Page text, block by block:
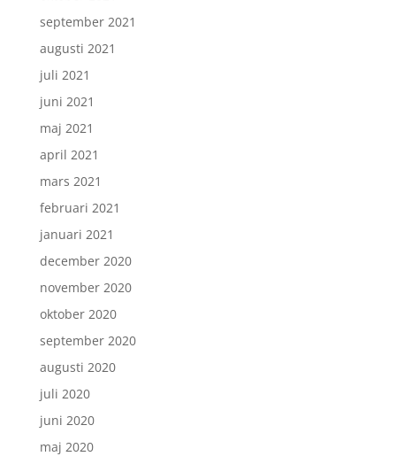
september 2021
augusti 2021
juli 2021
juni 2021
maj 2021
april 2021
mars 2021
februari 2021
januari 2021
december 2020
november 2020
oktober 2020
september 2020
augusti 2020
juli 2020
juni 2020
maj 2020